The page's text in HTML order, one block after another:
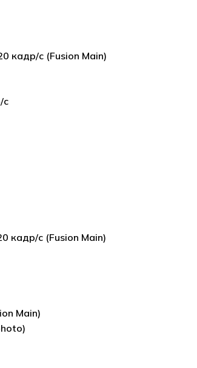
кадр/с (Fusion Main)
с
кадр/с (Fusion Main)
Main)